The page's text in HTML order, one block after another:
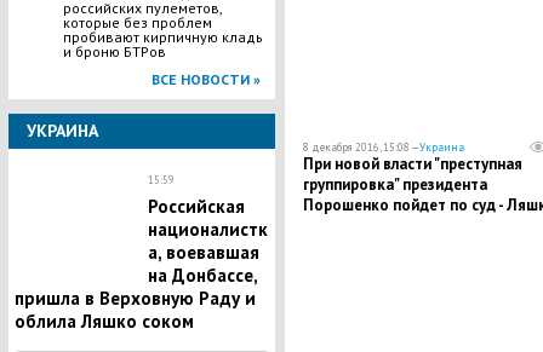
российских пулеметов,
которые без проблем
пробивают кирпичную кладь
и броню БТРов
ВСЕ НОВОСТИ »
УКРАИНА
15:59
Российская
националистк
а, воевавшая
на Донбассе,
пришла в Верховную Раду и
облила Ляшко соком
8 декабря 2016, 15:08 —Украина
При новой власти "преступная
группировка" президента
Порошенко пойдет по суд -